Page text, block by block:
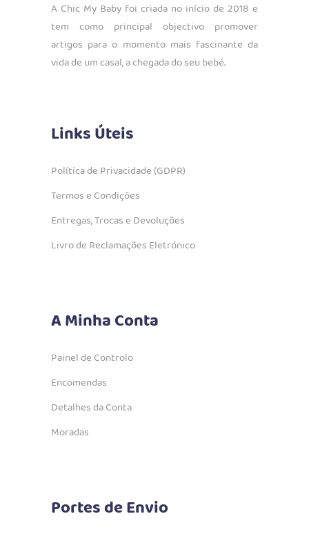
A Chic My Baby foi criada no início de 2018 e
tem como principal objectivo promover
artigos para o momento mais fascinante da
vida de um casal, a chegada do seu bebé.
Links Úteis
Política de Privacidade (GDPR)
Termos e Condições
Entregas, Trocas e Devoluções
Livro de Reclamações Eletrónico
A Minha Conta
Painel de Controlo
Encomendas
Detalhes da Conta
Moradas
Portes de Envio